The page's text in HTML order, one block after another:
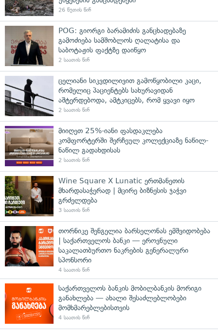
26 წუთის წინ
POG: გიორგი ბარამიძის განცხადებაზე
გამოძიება სამშობლოს ღალატისა და
საბოტაჟის ფაქტზე დაიწყო
2 საათის წინ
ცელიანი სიკვდილივით გამოწყობილი კაცი,
რომელიც პაციენტებს სახურავიდან
აშტერდებოდა, ამტკიცებს, რომ ყვავი იყო
2 საათის წინ
მიიღეთ 25%-იანი ფასდაკლება
კომფორტერში შერჩეულ კოლექციაზე ნაწილ-
ნაწილ გადახდისას
2 საათის წინ
Wine Square X Lunatic ერთმანეთის
მხარდასაჭერად | მცირე ბიზნესის ჯაჭვი
გრძელდება
3 საათის წინ
თორნიკე შენგელია ბარსელონას ემშვიდობება
| საქართველოს ბანკი — ეროვნული
საკალათბურთო ნაკრების გენერალური
სპონსორი
4 საათის წინ
საქართველოს ბანკის მობილბანკის მორიგი
განახლება — ახალი შესაძლებლობები
მომხმარებლებისთვის
4 საათის წინ